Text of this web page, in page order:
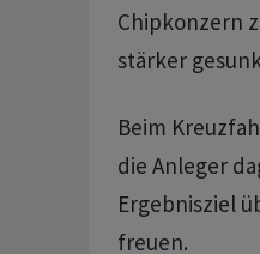
Chipkonzern
stärker
Beim
die Anleger
Ergebnisziel
freuen.